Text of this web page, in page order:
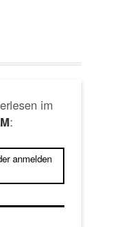
im
:
anmelden